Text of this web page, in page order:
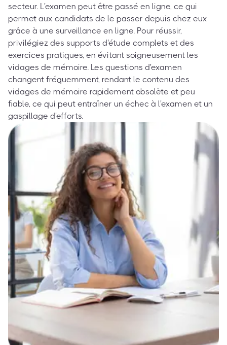
secteur. L'examen peut être passé en ligne, ce qui
permet aux candidats de le passer depuis chez eux
grâce à une surveillance en ligne. Pour réussir,
privilégiez des supports d'étude complets et des
exercices pratiques, en évitant soigneusement les
vidages de mémoire. Les questions d'examen
changent fréquemment, rendant le contenu des
vidages de mémoire rapidement obsolète et peu
fiable, ce qui peut entraîner un échec à l'examen et un
gaspillage d'efforts.